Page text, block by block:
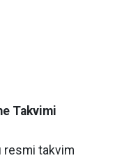
Takvimi
resmi takvim